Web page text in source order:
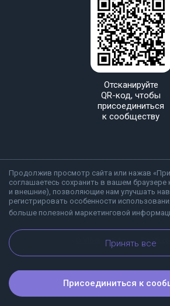
Продолжив просмотр сайта или нажав
соглашаетесь сохранить в вашем
и внешние), позволяющие нам улучшать
регистрировать особенности
больше полезной маркетинговой
Принять все
Отсканируйте
QR-код, чтобы
присоединиться
к сообществу
Блог
Присоединиться к